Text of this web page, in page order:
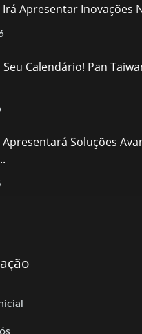
Irá Apresentar Inovações
Calendário! Pan
Apresentará Soluções